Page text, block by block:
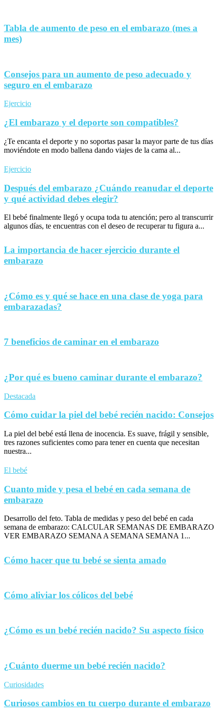
Tabla de aumento de peso en el embarazo (mes a
mes)
Consejos para un aumento de peso adecuado y
seguro en el embarazo
Ejercicio
¿El embarazo y el deporte son compatibles?
¿Te encanta el deporte y no soportas pasar la mayor parte de tus días
moviéndote en modo ballena dando viajes de la cama al...
Ejercicio
Después del embarazo ¿Cuándo reanudar el deporte
y qué actividad debes elegir?
El bebé finalmente llegó y ocupa toda tu atención; pero al transcurrir
algunos días, te encuentras con el deseo de recuperar tu figura a...
La importancia de hacer ejercicio durante el
embarazo
¿Cómo es y qué se hace en una clase de yoga para
embarazadas?
7 beneficios de caminar en el embarazo
¿Por qué es bueno caminar durante el embarazo?
Destacada
Cómo cuidar la piel del bebé recién nacido: Consejos
La piel del bebé está llena de inocencia. Es suave, frágil y sensible,
tres razones suficientes como para tener en cuenta que necesitan
nuestra...
El bebé
Cuanto mide y pesa el bebé en cada semana de
embarazo
Desarrollo del feto. Tabla de medidas y peso del bebé en cada
semana de embarazo: CALCULAR SEMANAS DE EMBARAZO
VER EMBARAZO SEMANA A SEMANA SEMANA 1...
Cómo hacer que tu bebé se sienta amado
Cómo aliviar los cólicos del bebé
¿Cómo es un bebé recién nacido? Su aspecto físico
¿Cuánto duerme un bebé recién nacido?
Curiosidades
Curiosos cambios en tu cuerpo durante el embarazo